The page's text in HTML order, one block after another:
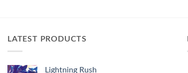
LATEST PRODUCTS
Lightning Rush